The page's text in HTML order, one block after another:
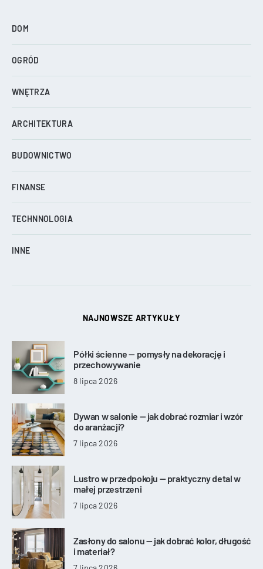
DOM
OGRÓD
WNĘTRZA
ARCHITEKTURA
BUDOWNICTWO
FINANSE
TECHNNOLOGIA
INNE
NAJNOWSZE ARTYKUŁY
Półki ścienne — pomysły na dekorację i
przechowywanie
8 lipca 2026
Dywan w salonie — jak dobrać rozmiar i wzór
do aranżacji?
7 lipca 2026
Lustro w przedpokoju — praktyczny detal w
małej przestrzeni
7 lipca 2026
Zasłony do salonu — jak dobrać kolor, długość
i materiał?